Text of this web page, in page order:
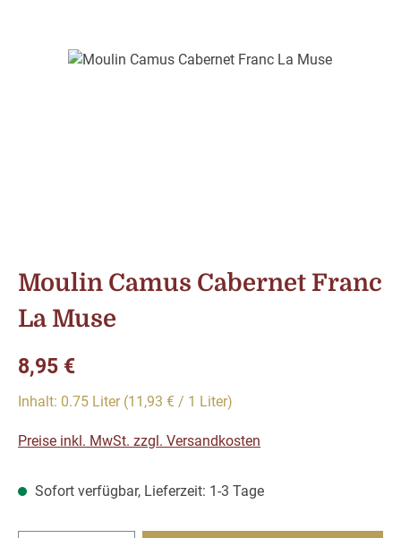
Bildergalerie überspringen
Moulin Camus Cabernet Franc
La Muse
Regulärer Preis:
8,95 €
Inhalt: 0.75 Liter (11,93 € / 1 Liter)
Preise inkl. MwSt. zzgl. Versandkosten
Sofort verfügbar, Lieferzeit: 1-3 Tage